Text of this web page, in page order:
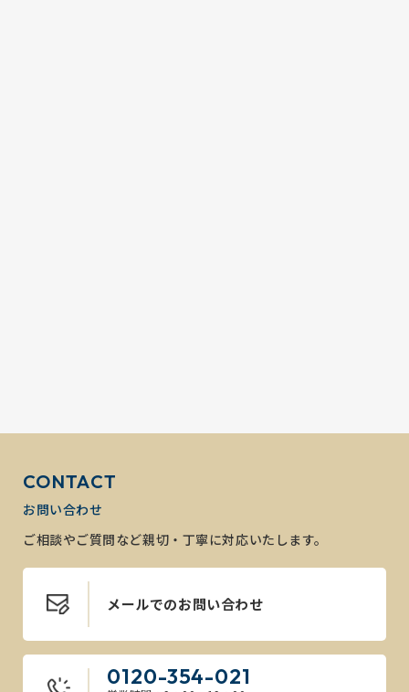
CONTACT
お問い合わせ
ご相談やご質問など親切・丁寧に対応いたします。
メールでのお問い合わせ
0120-354-021